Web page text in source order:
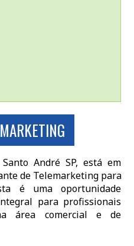
André SP, está em
de Telemarketing para
é uma oportunidade
para profissionais
área comercial e de